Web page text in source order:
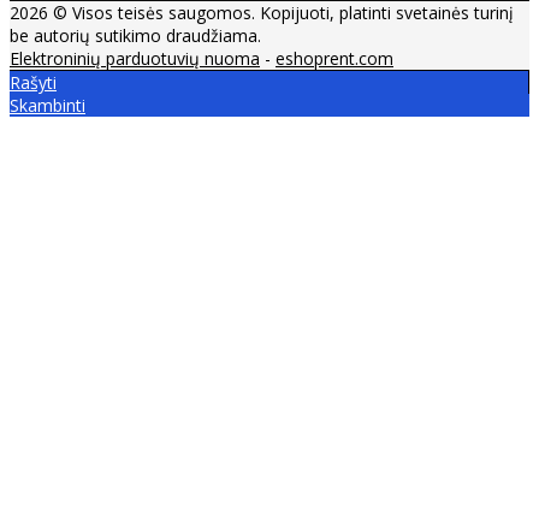
2026 © Visos teisės saugomos. Kopijuoti, platinti svetainės turinį
be autorių sutikimo draudžiama.
Elektroninių parduotuvių nuoma - eshoprent.com
Rašyti
Skambinti